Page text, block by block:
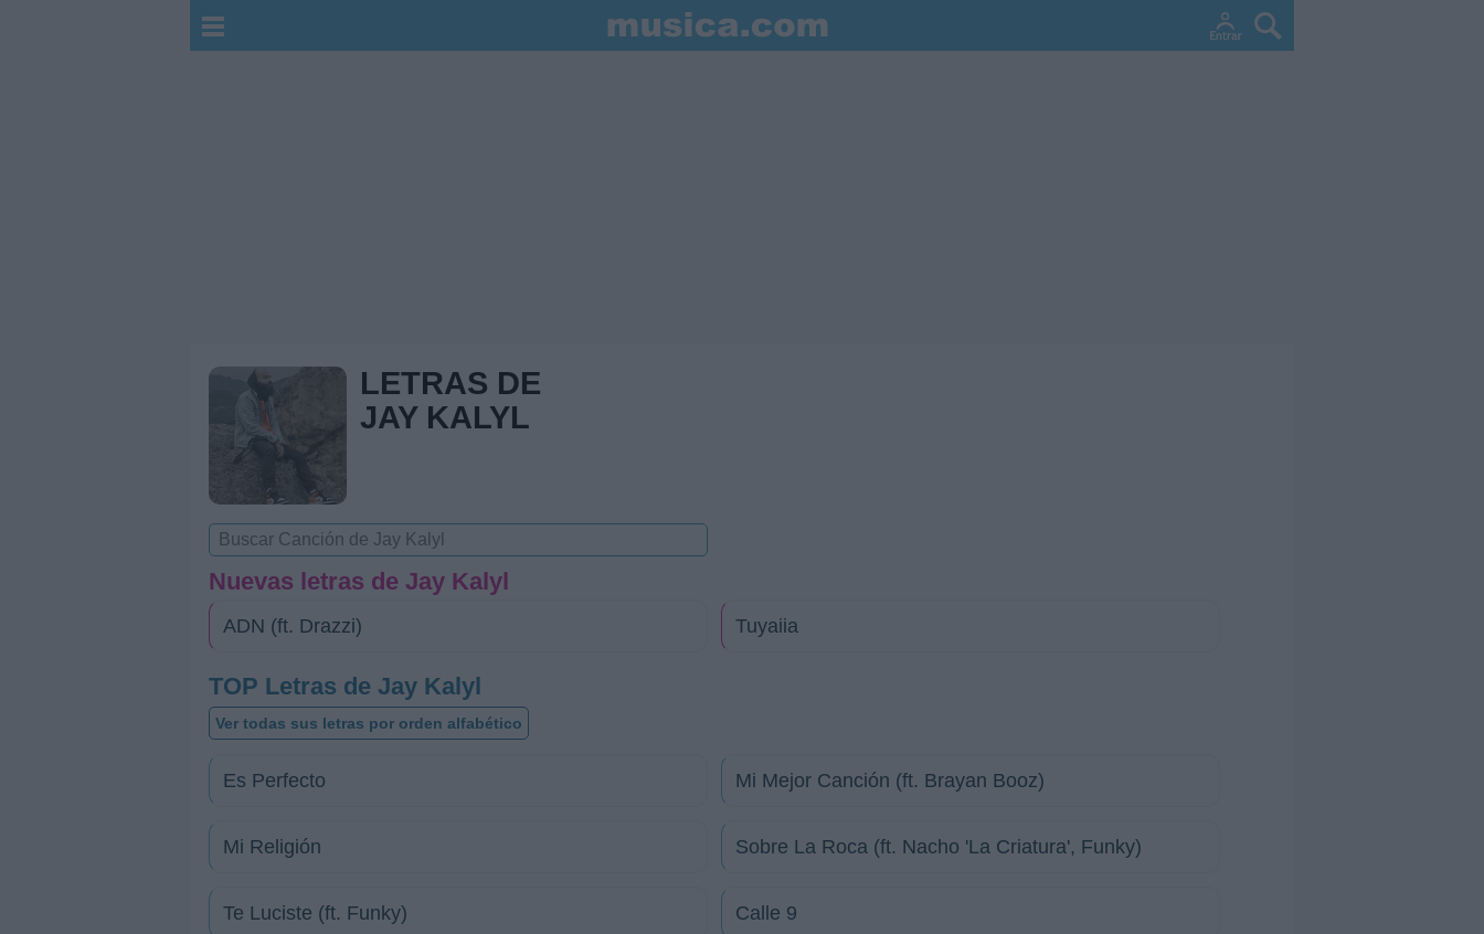
LETRAS DE
JAY KALYL
Nuevas letras de Jay Kalyl
ADN (ft. Drazzi) Tuyaiia
TOP Letras de Jay Kalyl
Ver todas sus letras por orden alfabético
Es Perfecto Mi Mejor Canción (ft. Brayan Booz)
Mi Religión Sobre La Roca (ft. Nacho 'La Criatura', Funky)
Te Luciste (ft. Funky) Calle 9